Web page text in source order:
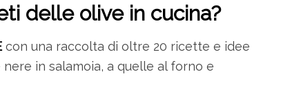
delle olive in cucina?
con una raccolta di oltre 20 ricette e idee
in salamoia, a quelle al forno e